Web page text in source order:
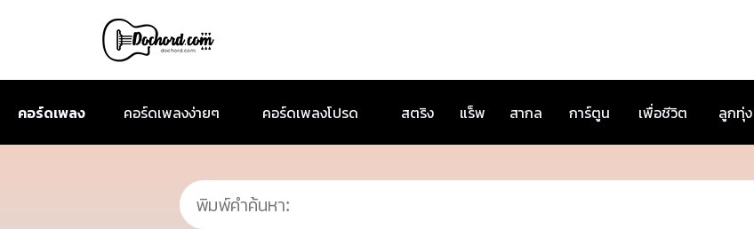
คอร์ดเพลง คอร์ดเพลงง่ายๆ คอร์ดเพลงโปรด สตริง แร็พ สากล การ์ตูน เพื่อชีวิต ลูกทุ่ง